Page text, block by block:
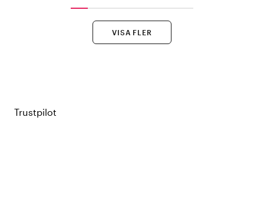
VISA FLER
Trustpilot